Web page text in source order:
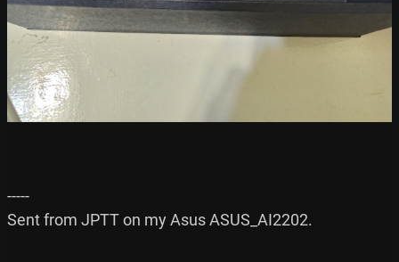
-----
Sent from JPTT on my Asus ASUS_AI2202.